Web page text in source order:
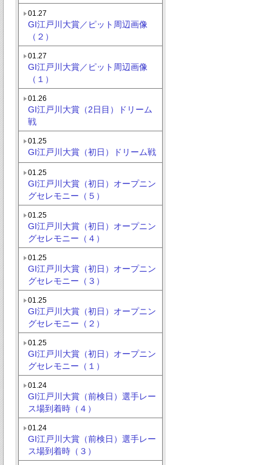
01.27
GI江戸川大賞／ピット周辺画像
（２）
01.27
GI江戸川大賞／ピット周辺画像
（１）
01.26
GI江戸川大賞（2日目）ドリーム
戦
01.25
GI江戸川大賞（初日）ドリーム戦
01.25
GI江戸川大賞（初日）オープニン
グセレモニー（５）
01.25
GI江戸川大賞（初日）オープニン
グセレモニー（４）
01.25
GI江戸川大賞（初日）オープニン
グセレモニー（３）
01.25
GI江戸川大賞（初日）オープニン
グセレモニー（２）
01.25
GI江戸川大賞（初日）オープニン
グセレモニー（１）
01.24
GI江戸川大賞（前検日）選手レー
ス場到着時（４）
01.24
GI江戸川大賞（前検日）選手レー
ス場到着時（３）